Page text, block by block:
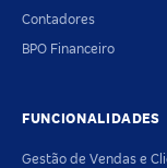
Contadores
BPO Financeiro
FUNCIONALIDADES
Gestão de Vendas e